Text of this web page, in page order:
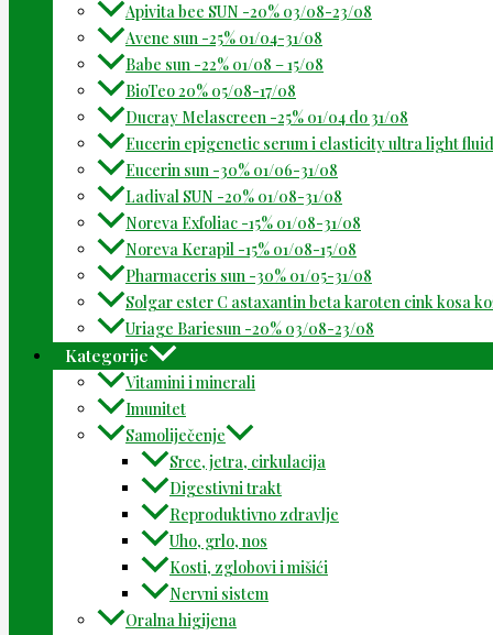
Apivita bee SUN -20% 03/08-23/08
Avene sun -25% 01/04-31/08
Babe sun -22% 01/08 – 15/08
BioTeo 20% 05/08-17/08
Ducray Melascreen -25% 01/04 do 31/08
Eucerin epigenetic serum i elasticity ultra light
Eucerin sun -30% 01/06-31/08
Ladival SUN -20% 01/08-31/08
Noreva Exfoliac -15% 01/08-31/08
Noreva Kerapil -15% 01/08-15/08
Pharmaceris sun -30% 01/05-31/08
Solgar ester C astaxantin beta karoten cink kosa
Uriage Bariesun -20% 03/08-23/08
Kategorije
Vitamini i minerali
Imunitet
Samoliječenje
Srce, jetra, cirkulacija
Digestivni trakt
Reproduktivno zdravlje
Uho, grlo, nos
Kosti, zglobovi i mišići
Nervni sistem
Oralna higijena